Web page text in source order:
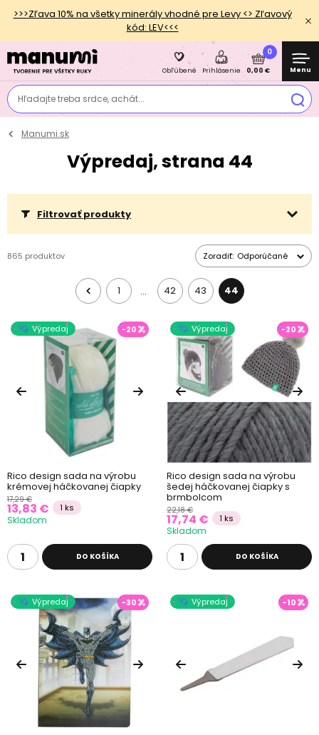
>>>Zľava 10% na všetky minerály vhodné pre Levy <> Zľavový
kód: LEV<<<
Hľadajte treba srdce, achát...
Obľúbené Prihlásenie
0
0,00 € Menu
Manumi.sk
Výpredaj, strana 44
Filtrovať produkty
865 produktov Zoradiť: Odporúčané
1 … 42 43 44
Výpredaj -20
Rico design sada na výrobu
krémovej háčkovanej čiapky
17,29 €
13,83 € 1 ks
Skladom
DO KOŠÍKA
Výpredaj -20
Rico design sada na výrobu
šedej háčkovanej čiapky s
brmbolcom
22,18 €
17,74 € 1 ks
Skladom
DO KOŠÍKA
Výpredaj -30 Výpredaj -10